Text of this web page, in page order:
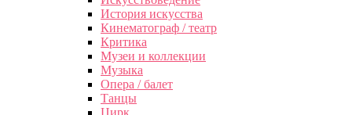
История искусства
Кинематограф / театр
Критика
Музеи и коллекции
Музыка
Опера / балет
Танцы
Цирк